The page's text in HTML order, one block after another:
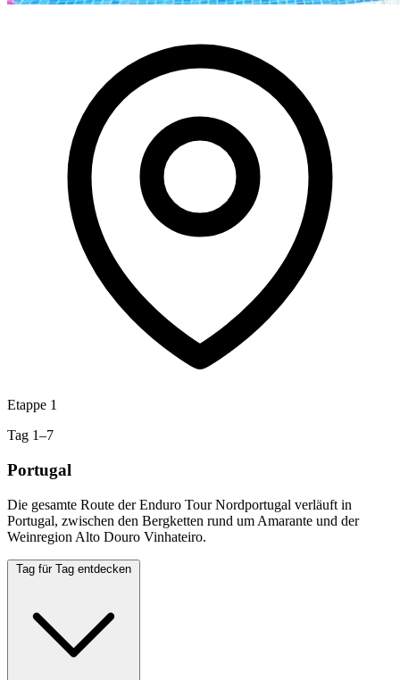
Etappe 1
Tag 1–7
Portugal
Die gesamte Route der Enduro Tour Nordportugal verläuft in
Portugal, zwischen den Bergketten rund um Amarante und der
Weinregion Alto Douro Vinhateiro.
Tag für Tag entdecken